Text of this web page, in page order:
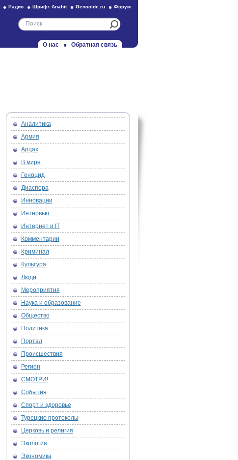
Радио Шрифт Anahit Genocide.ru Форум
О нас Обратная связь
Аналитика
Армия
Арцах
В мире
Геноцид
Диаспора
Инновации
Интервью
Интернет и IT
Комментарии
Криминал
Культура
Люди
Мероприятия
Наука и образование
Общество
Политика
Портал
Происшествия
Регион
СМОТРИ!
События
Спорт и здоровье
Турецкие протоколы
Церковь и религия
Экология
Экономика